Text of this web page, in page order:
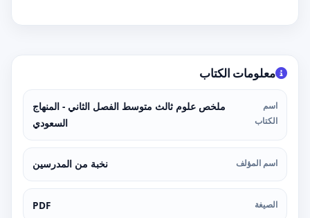
معلومات الكتاب
اسم
الكتاب
ملخص علوم ثالث متوسط الفصل الثاني - المنهاج
السعودي
اسم المؤلف نخبة من المدرسين
الصيغة PDF